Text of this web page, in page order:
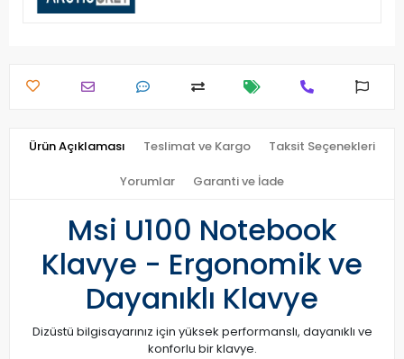
Ürün Açıklaması Teslimat ve Kargo Taksit Seçenekleri
Yorumlar Garanti ve İade
Msi U100 Notebook
Klavye - Ergonomik ve
Dayanıklı Klavye
Dizüstü bilgisayarınız için yüksek performanslı, dayanıklı ve
konforlu bir klavye.